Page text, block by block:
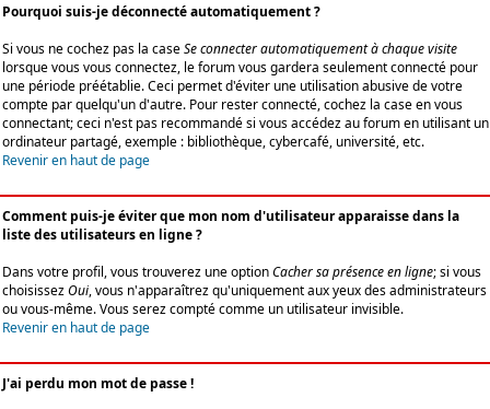
Pourquoi suis-je déconnecté automatiquement ?
Si vous ne cochez pas la caseSe connecter automatiquement à chaque visite
lorsque vous vous connectez, le forum vous gardera seulement connecté pour
une période préétablie. Ceci permet d'éviter une utilisation abusive de votre
compte par quelqu'un d'autre. Pour rester connecté, cochez la case en vous
connectant; ceci n'est pas recommandé si vous accédez au forum en utilisant un
ordinateur partagé, exemple : bibliothèque, cybercafé, université, etc.
Revenir en haut de page
Comment puis-je éviter que mon nom d'utilisateur apparaisse dans la
liste des utilisateurs en ligne ?
Dans votre profil, vous trouverez une optionCacher sa présence en ligne; si vous
choisissezOui, vous n'apparaîtrez qu'uniquement aux yeux des administrateurs
ou vous-même. Vous serez compté comme un utilisateur invisible.
Revenir en haut de page
J'ai perdu mon mot de passe !